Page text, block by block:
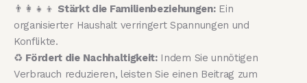
👨‍👩‍👧‍👦 Stärkt die Familienbeziehungen:Ein
organisierter Haushalt verringert Spannungen und
Konflikte.
♻️ Fördert die Nachhaltigkeit:Indem Sie unnötigen
Verbrauch reduzieren, leisten Sie einen Beitrag zum